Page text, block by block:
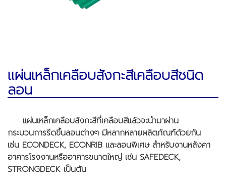
แผ่นเหล็กเคลือบสังกะสีเคลือบสีชนิด
ลอน
แผ่นเหล็กเคลือบสังกะสีที่เคลือบสีแล้วจะนำมาผ่าน
กระบวนการรีดขึ้นลอนต่างๆ มีหลากหลายผลิตภัณฑ์ด้วยกัน
เช่น ECONDECK, ECONRIB และลอนพิเศษ สำหรับงานหลังคา
อาคารโรงงานหรืออาคารขนาดใหญ่ เช่น SAFEDECK,
STRONGDECK เป็นต้น